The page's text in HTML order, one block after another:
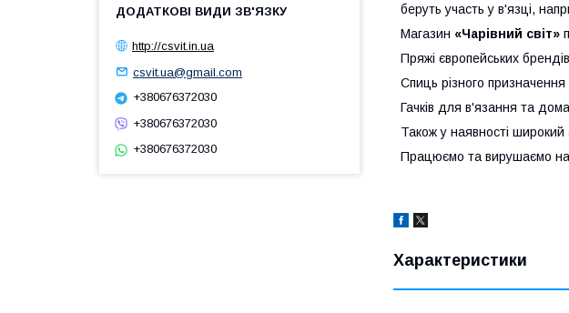
беруть участь у в'язці,
Магазин «Чарівний світ»
Пряжі європейських
Спиць різного призначення
Гачків для в'язання та
Також у наявності широкий
Працюємо та вирушаємо на
Характеристики
http://csvit.in.ua
csvit.ua@gmail.com
+380676372030
+380676372030
+380676372030